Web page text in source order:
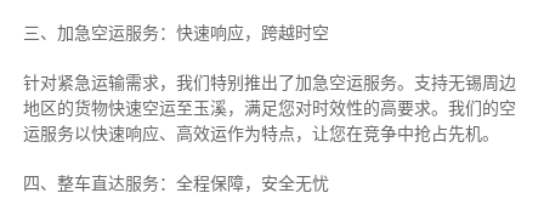
三、加急空运服务：快速响应，跨越时空
针对紧急运输需求，我们特别推出了加急空运服务。支持无锡周边
地区的货物快速空运至玉溪，满足您对时效性的高要求。我们的空
运服务以快速响应、高效运作为特点，让您在竞争中抢占先机。
四、整车直达服务：全程保障，安全无忧